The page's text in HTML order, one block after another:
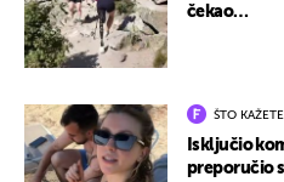
čekao…
ŠTO
Isključio
preporučio